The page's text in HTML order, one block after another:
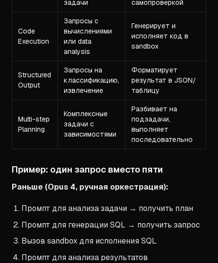
задачи самопроверкой
Code
Execution
Запросы с
вычислениями
или data
analysis
Генерирует и
исполняет код в
sandbox
Structured
Output
Запросы на
классификацию,
извлечение
Форматирует
результат в JSON/
таблицу
Multi-step
Planning
Комплексные
задачи с
зависимостями
Разбивает на
подзадачи,
выполняет
последовательно
Пример: один запрос вместо пяти
Раньше (Opus 4, ручная оркестрация):
Промпт для анализа задачи → получить план
Промпт для генерации SQL → получить запрос
Вызов sandbox для исполнения SQL
Промпт для анализа результатов